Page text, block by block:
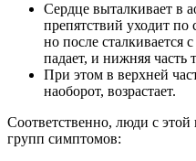
Сердце выталкивает в
препятствий уходит по
но после сталкивается
падает, и нижняя часть
При этом в верхней
наоборот, возрастает.
Соответственно, люди с этой
групп симптомов: